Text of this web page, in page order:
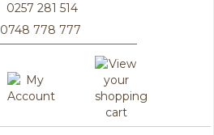
0257 281 514
0748 778 777